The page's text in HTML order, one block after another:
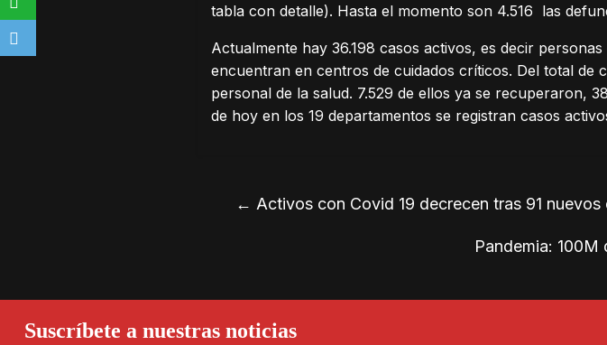
tabla con detalle). Hasta el momento son 4.516 las
Actualmente hay 36.198 casos activos, es decir
encuentran en centros de cuidados críticos. Del total
personal de la salud. 7.529 de ellos ya se recuperaron,
de hoy en los 19 departamentos se registran casos
← Activos con Covid 19 decrecen tras 91
Pandemia:
Suscríbete a nuestras noticias